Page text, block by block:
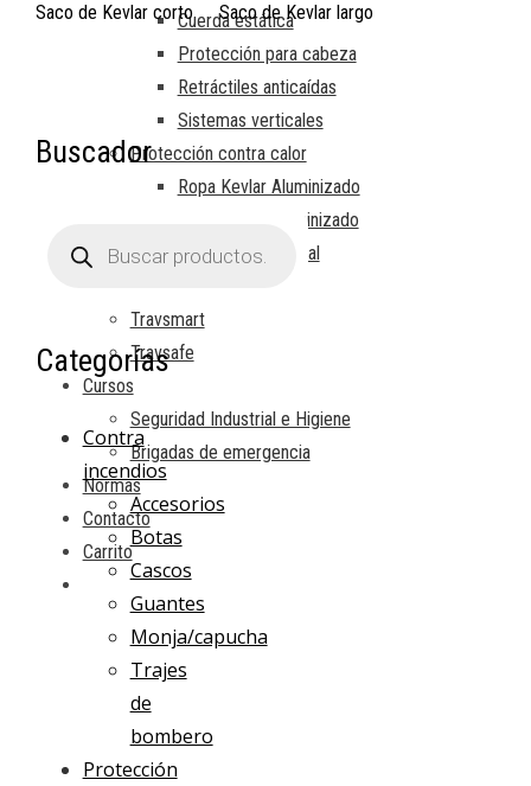
Cuerda estática
Protección para cabeza
Retráctiles anticaídas
Sistemas verticales
Protección contra calor
Ropa Kevlar Aluminizado
Ropa Rayón Aluminizado
Ropa Kevlar natural
Travsmart
Travsafe
Cursos
Seguridad Industrial e Higiene
Brigadas de emergencia
Normas
Contacto
Carrito
Saco de Kevlar corto Saco de Kevlar largo
Buscador
productos
Categorías
Contra
incendios
Accesorios
Botas
Cascos
Guantes
Monja/capucha
Trajes
de
bombero
Protección